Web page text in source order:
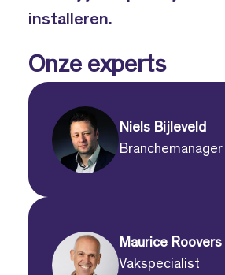
installeren.
Onze experts
Niels Bijleveld
Branchemanager
Maurice Roovers
Vakspecialist